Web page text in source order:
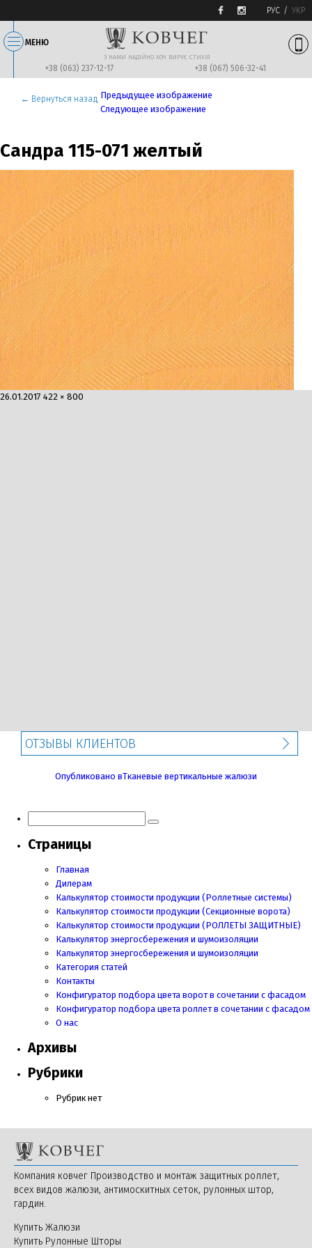
РУС УКР
МЕНЮ
З НАМИ НАДIЙНО ХОЧ ВИРУЄ СТИХIЯ
+38 (063) 237-12-17 +38 (067) 506-32-41
← Вернуться назад Предыдущее изображение
Следующее изображение
Сандра 115-071 желтый
Опубликовано
26.01.2017 Полный
422 × 800
ОТЗЫВЫ КЛИЕНТОВ
НавигацияОпубликовано вТканевые вертикальные жалюзи
Страницы
Главная
Дилерам
Калькулятор стоимости продукции (Роллетные системы)
Калькулятор стоимости продукции (Секционные ворота)
Калькулятор стоимости продукции (РОЛЛЕТЫ ЗАЩИТНЫЕ)
Калькулятор энергосбережения и шумоизоляции
Калькулятор энергосбережения и шумоизоляции
Категория статей
Контакты
Конфигуратор подбора цвета ворот в сочетании с фасадом
Конфигуратор подбора цвета роллет в сочетании с фасадом
О нас
Архивы
Рубрики
Рубрик нет
Компания ковчег Производство и монтаж защитных роллет,
всех видов жалюзи, антимоскитных сеток, рулонных штор,
гардин.
Купить Жалюзи
Купить Рулонные Шторы